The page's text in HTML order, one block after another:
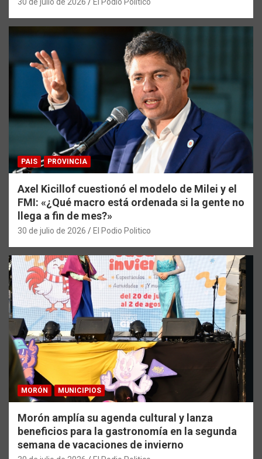
30 de julio de 2026 El Podio Politico
PAIS PROVINCIA
Axel Kicillof cuestionó el modelo de Milei y el
FMI: «¿Qué macro está ordenada si la gente no
llega a fin de mes?»
30 de julio de 2026 El Podio Politico
MORÓN MUNICIPIOS
Morón amplía su agenda cultural y lanza
beneficios para la gastronomía en la segunda
semana de vacaciones de invierno